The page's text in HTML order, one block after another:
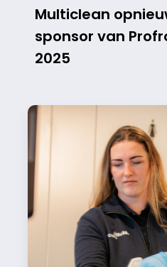
Multiclean
sponsor van
2025